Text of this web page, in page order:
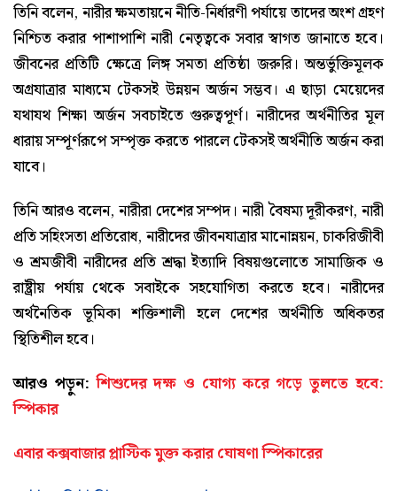
তিনি বলেন, নারীর ক্ষমতায়নে নীতি-নির্ধারণী পর্যায়ে তাদের অংশ গ্রহণ
নিশ্চিত করার পাশাপাশি নারী নেতৃত্বকে সবার স্বাগত জানাতে হবে।
জীবনের প্রতিটি ক্ষেত্রে লিঙ্গ সমতা প্রতিষ্ঠা জরুরি। অন্তর্ভুক্তিমূলক
অগ্রযাত্রার মাধ্যমে টেকসই উন্নয়ন অর্জন সম্ভব। এ ছাড়া মেয়েদের
যথাযথ শিক্ষা অর্জন সবচাইতে গুরুত্বপূর্ণ। নারীদের অর্থনীতির মূল
ধারায় সম্পূর্ণরূপে সম্পৃক্ত করতে পারলে টেকসই অর্থনীতি অর্জন করা
যাবে।
তিনি আরও বলেন, নারীরা দেশের সম্পদ। নারী বৈষম্য দূরীকরণ, নারী
প্রতি সহিংসতা প্রতিরোধ, নারীদের জীবনযাত্রার মানোন্নয়ন, চাকরিজীবী
ও শ্রমজীবী নারীদের প্রতি শ্রদ্ধা ইত্যাদি বিষয়গুলোতে সামাজিক ও
রাষ্ট্রীয় পর্যায় থেকে সবাইকে সহযোগিতা করতে হবে। নারীদের
অর্থনৈতিক ভূমিকা শক্তিশালী হলে দেশের অর্থনীতি অধিকতর
স্থিতিশীল হবে।
আরও পড়ুন:শিশুদের দক্ষ ও যোগ্য করে গড়ে তুলতে হবে:
স্পিকার
এবার কক্সবাজার প্লাস্টিক মুক্ত করার ঘোষণা স্পিকারের